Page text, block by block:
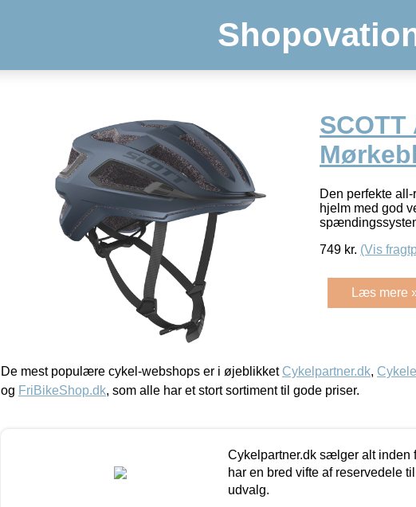
Den perfekte
hjelm med god
749 kr. (Vis
Læs mere
De mest populære cykel-webshops er i øjeblikket Cykelpartner.dk,
og FriBikeShop.dk, som alle har et stort sortiment til gode priser.
Cykelpartner.dk sælger alt inden
har en bred vifte af reservedele
udvalg.